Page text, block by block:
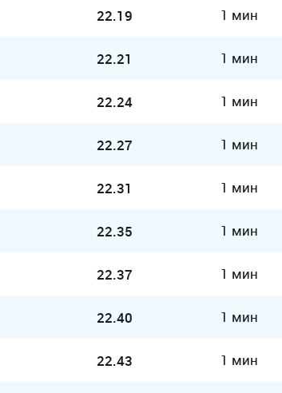
22.19 1 мин
22.21 1 мин
22.24 1 мин
22.27 1 мин
22.31 1 мин
22.35 1 мин
22.37 1 мин
22.40 1 мин
22.43 1 мин